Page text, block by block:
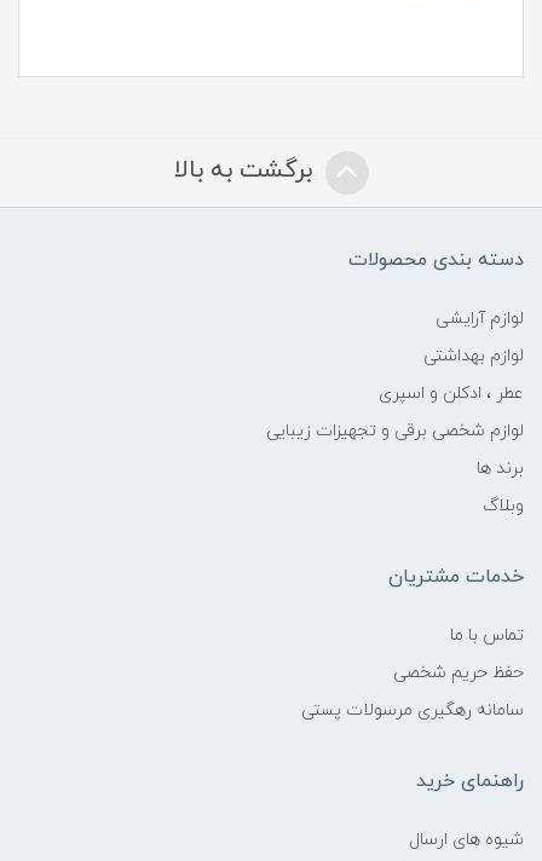
برگشت به بالا
دسته بندی محصولات
لوازم آرایشی
لوازم بهداشتی
عطر ، ادکلن و اسپری
لوازم شخصی برقی و تجهیزات زیبایی
برند ها
وبلاگ
خدمات مشتریان
تماس با ما
حفظ حریم شخصی
سامانه رهگیری مرسولات پستی
راهنمای خرید
شیوه های ارسال